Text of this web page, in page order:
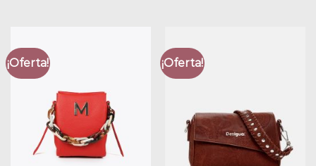
¡Oferta! ¡Oferta!